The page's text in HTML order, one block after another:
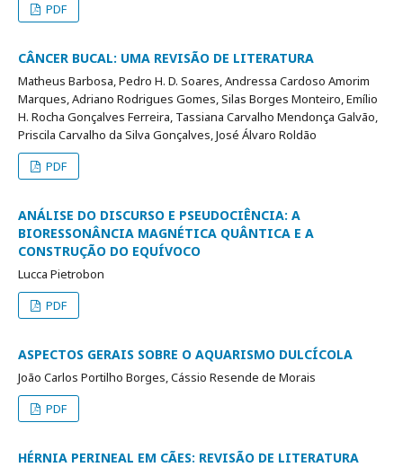
PDF
CÂNCER BUCAL: UMA REVISÃO DE LITERATURA
Matheus Barbosa, Pedro H. D. Soares, Andressa Cardoso Amorim
Marques, Adriano Rodrigues Gomes, Silas Borges Monteiro, Emílio
H. Rocha Gonçalves Ferreira, Tassiana Carvalho Mendonça Galvão,
Priscila Carvalho da Silva Gonçalves, José Álvaro Roldão
PDF
ANÁLISE DO DISCURSO E PSEUDOCIÊNCIA: A
BIORESSONÂNCIA MAGNÉTICA QUÂNTICA E A
CONSTRUÇÃO DO EQUÍVOCO
Lucca Pietrobon
PDF
ASPECTOS GERAIS SOBRE O AQUARISMO DULCÍCOLA
João Carlos Portilho Borges, Cássio Resende de Morais
PDF
HÉRNIA PERINEAL EM CÃES: REVISÃO DE LITERATURA